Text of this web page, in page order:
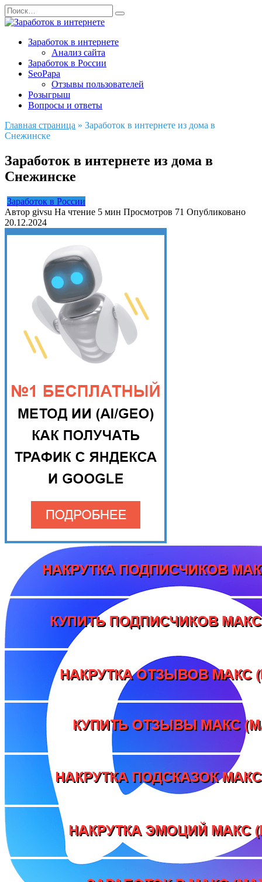
Перейти
к
содержанию
Search
for:
Заработок в интернете
Анализ сайта
Заработок в России
SeoPapa
Отзывы пользователей
Розыгрыш
Вопросы и ответы
Главная страница » Заработок в интернете из дома в
Снежинске
Заработок в интернете из дома в
Снежинске
Заработок в России
Автор givsu На чтение 5 мин Просмотров 71 Опубликовано
20.12.2024